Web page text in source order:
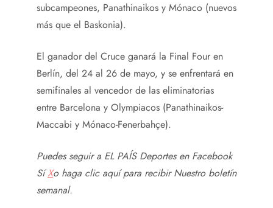
subcampeones, Panathinaikos y Mónaco (nuevos
más que el Baskonia).
El ganador del Cruce ganará la Final Four en
Berlín, del 24 al 26 de mayo, y se enfrentará en
semifinales al vencedor de las eliminatorias
entre Barcelona y Olympiacos (Panathinaikos-
Maccabi y Mónaco-Fenerbahçe).
Puedes seguir a EL PAÍS Deportes en Facebook
SíXo haga clic aquí para recibirNuestro boletín
semanal.